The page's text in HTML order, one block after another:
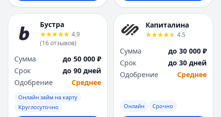
Бустра
4.9
(16отзывов)
Сумма
до 50 000 ₽
Срок
до 90 дней
Одобрение
Среднее
Онлайн займ на карту
Круглосуточно
Капиталина
4.5
Сумма
до 30 000 ₽
Срок
до 30 дней
Одобрение
Среднее
Онлайн Срочно